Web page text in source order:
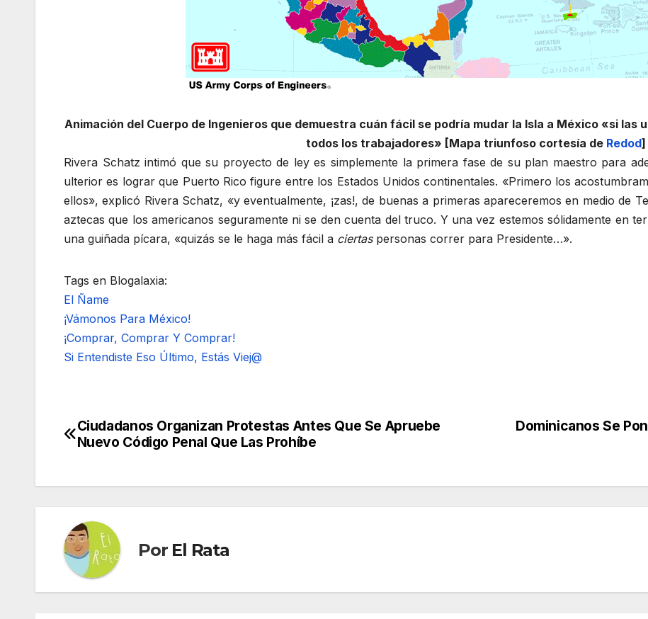
Animación del Cuerpo de Ingenieros que demuestra cuán fácil se podría mudar la Isla a México «si las
todos los trabajadores» [Mapa triunfoso cortesía de Redod]
Rivera Schatz intimó que su proyecto de ley es simplemente la primera fase de su plan maestro para
ulterior es lograr que Puerto Rico figure entre los Estados Unidos continentales. «Primero los
ellos», explicó Rivera Schatz, «y eventualmente, ¡zas!, de buenas a primeras apareceremos en medio de
aztecas que los americanos seguramente ni se den cuenta del truco. Y una vez estemos sólidamente en
una guiñada pícara, «quizás se le haga más fácil a ciertaspersonas correr para Presidente…».
Tags en Blogalaxia:
El Ñame
¡Vámonos Para México!
¡Comprar, Comprar Y Comprar!
Si Entendiste Eso Último, Estás Viej@
Navegación
entradas
Dominicanos Se
Ciudadanos Organizan Protestas Antes Que Se Apruebe
Nuevo Código Penal Que Las Prohíbe
Por El Rata